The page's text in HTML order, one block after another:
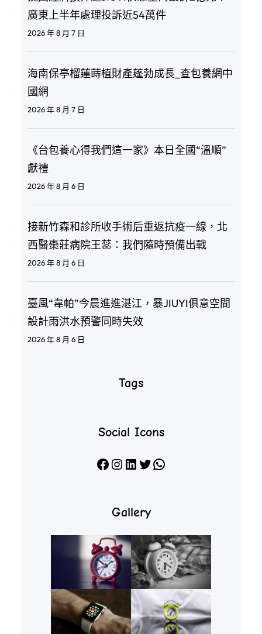
廣東上半年處理投訴近54萬件
2026 年 8 月 7 日
海南保亭榴蓮蒔植財產蓬勃成長_查包養網中
國網
2026 年 8 月 7 日
《台包養心得我們這一家》本日全國“溫順”
獻禮
2026 年 8 月 6 日
接新竹森和診所收手術后重返抗疫一線，北
西醫棗莊病院王蕊：我們隨時預備出戰
2026 年 8 月 6 日
臺風“韋帕”今晨進進湛江，暴JIUYI俱意空間
設計雨洪水預警同時失效
2026 年 8 月 6 日
Tags
Social Icons
Facebook Instagram LinkedIn X WhatsApp
Gallery